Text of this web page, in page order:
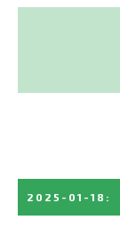
2025-01-18 :